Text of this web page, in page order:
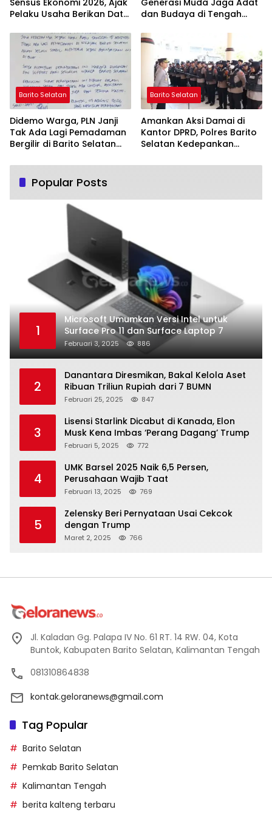
Sensus Ekonomi 2026, Ajak
Pelaku Usaha Berikan Data
Generasi Muda Jaga Adat
dan Budaya di Tengah
Barito Selatan
Didemo Warga, PLN Janji
Tak Ada Lagi Pemadaman
Bergilir di Barito Selatan
Barito Selatan
Amankan Aksi Damai di
Kantor DPRD, Polres Barito
Selatan Kedepankan
Popular Posts
1
Microsoft Umumkan Versi Intel untuk
Surface Pro 11 dan Surface Laptop 7
Februari 3, 2025 886
2
Danantara Diresmikan, Bakal Kelola Aset
Ribuan Triliun Rupiah dari 7 BUMN
Februari 25, 2025 847
3
Lisensi Starlink Dicabut di Kanada, Elon
Musk Kena Imbas ‘Perang Dagang’ Trump
Februari 5, 2025 772
4
UMK Barsel 2025 Naik 6,5 Persen,
Perusahaan Wajib Taat
Februari 13, 2025 769
5
Zelensky Beri Pernyataan Usai Cekcok
dengan Trump
Maret 2, 2025 766
Jl. Kaladan Gg. Palapa IV No. 61 RT. 14 RW. 04, Kota
Buntok, Kabupaten Barito Selatan, Kalimantan Tengah
081310864838
kontak.geloranews@gmail.com
Tag Popular
Barito Selatan
Pemkab Barito Selatan
Kalimantan Tengah
berita kalteng terbaru